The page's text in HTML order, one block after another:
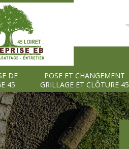
DE
45
POSE ET CHANGEMENT
GRILLAGE ET CLÔTURE 45